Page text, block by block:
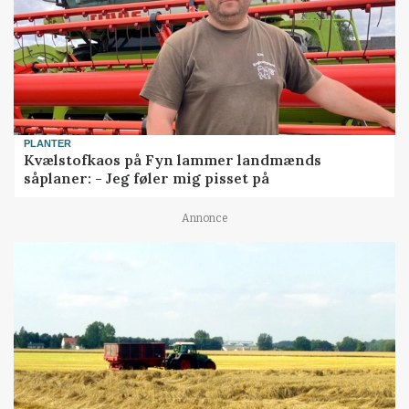
PLANTER
Kvælstofkaos på Fyn lammer landmænds
såplaner: - Jeg føler mig pisset på
Annonce